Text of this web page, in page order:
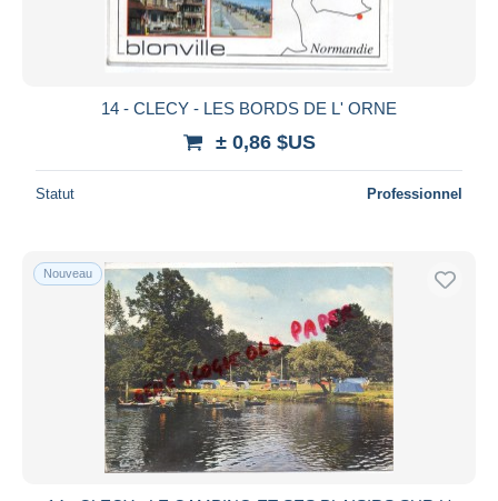
14 - CLECY - LES BORDS DE L' ORNE
± 0,86 $US
Statut Professionnel
Nouveau